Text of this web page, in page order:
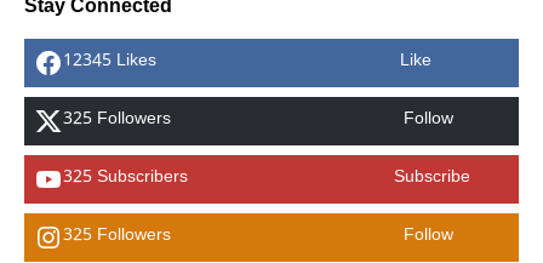
Stay Connected
12345 Likes Like
325 Followers Follow
325 Subscribers Subscribe
325 Followers Follow